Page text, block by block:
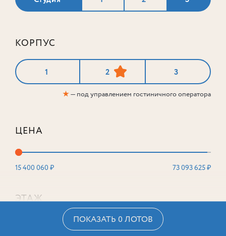
КОРПУС
1 2 3
★— под управлением гостиничного оператора
ЦЕНА
15 400 060 ₽ 73 093 625 ₽
ЭТАЖ
ПОКАЗАТЬ 0 ЛОТОВ